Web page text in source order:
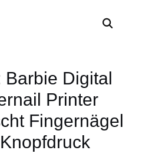
Barbie Digital
Printer
Fingernägel